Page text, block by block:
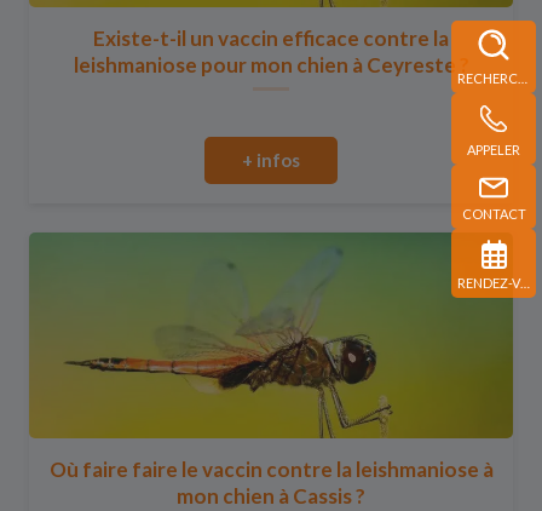
APPELER
CONTACT
RENDEZ-VOUS
Existe-t-il un vaccin efficace contre la
leishmaniose pour mon chien à Ceyreste ?
+ infos
Où faire faire le vaccin contre la leishmaniose à
mon chien à Cassis ?